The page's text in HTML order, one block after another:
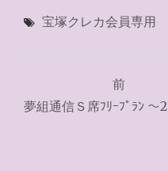
宝塚クレカ会員専用
稿
前
夢組通信Ｓ席ﾌﾘｰﾌﾟﾗﾝ ～